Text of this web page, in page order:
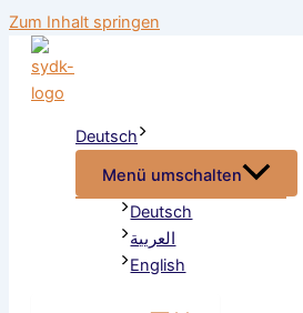
Zum Inhalt springen
Deutsch
Menü umschalten
Deutsch
العربية
English
Autorenname: